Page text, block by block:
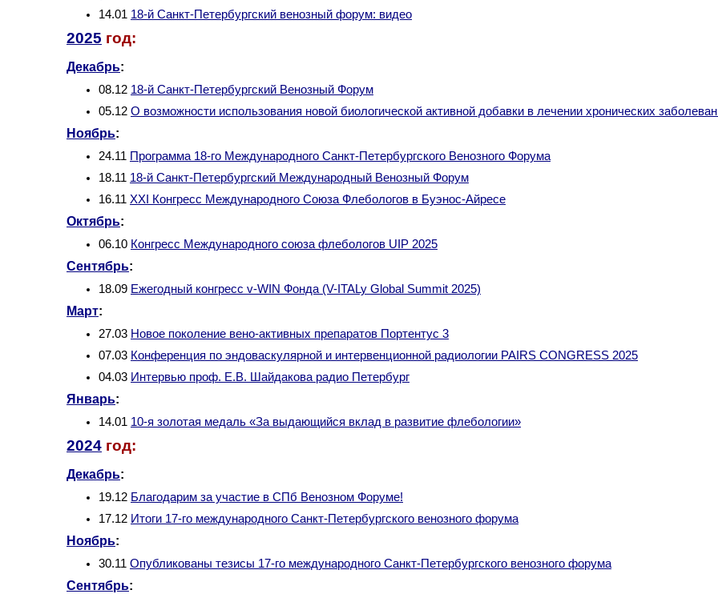
14.01 18-й Санкт-Петербургский венозный форум: видео
2025 год:
Декабрь:
08.12 18-й Санкт-Петербургский Венозный Форум
05.12 О возможности использования новой биологической активной добавки в лечении хронических
Ноябрь:
24.11 Программа 18-го Международного Санкт-Петербургского Венозного Форума
18.11 18-й Санкт-Петербургский Международный Венозный Форум
16.11 XXI Конгресс Международного Союза Флебологов в Буэнос-Айресе
Октябрь:
06.10 Конгресс Международного союза флебологов UIP 2025
Сентябрь:
18.09 Ежегодный конгресс v-WIN Фонда (V-ITALy Global Summit 2025)
Март:
27.03 Новое поколение вено-активных препаратов Портентус 3
07.03 Конференция по эндоваскулярной и интервенционной радиологии PAIRS CONGRESS 2025
04.03 Интервью проф. Е.В. Шайдакова радио Петербург
Январь:
14.01 10-я золотая медаль «За выдающийся вклад в развитие флебологии»
2024 год:
Декабрь:
19.12 Благодарим за участие в СПб Венозном Форуме!
17.12 Итоги 17-го международного Санкт-Петербургского венозного форума
Ноябрь:
30.11 Опубликованы тезисы 17-го международного Санкт-Петербургского венозного форума
Сентябрь: